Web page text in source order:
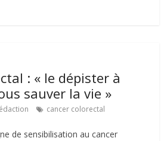
: « le dépister à
sauver la vie »
cancer colorectal
de sensibilisation au cancer